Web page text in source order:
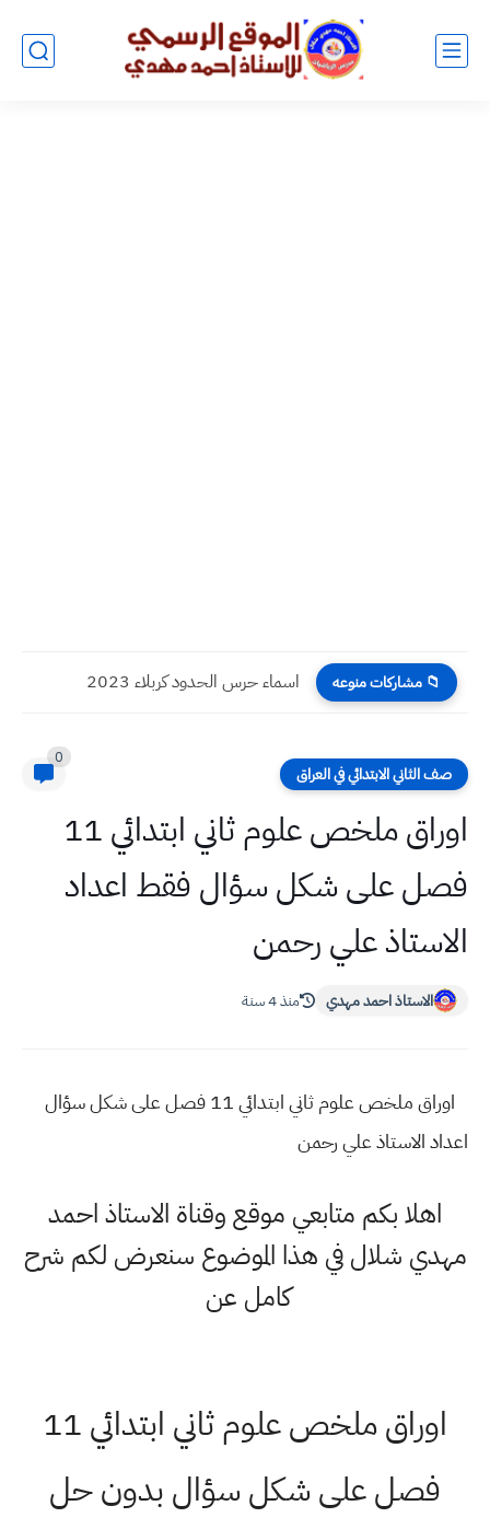
📁 مشاركات منوعه اسماء حرس الحدود كربلاء 2023
صف الثاني الابتدائي في العراق
0
اوراق ملخص علوم ثاني ابتدائي 11
فصل على شكل سؤال فقط اعداد
الاستاذ علي رحمن
الاستاذ احمد مهدي منذ 4 سنة
اوراق ملخص علوم ثاني ابتدائي 11 فصل على شكل سؤال
اعداد الاستاذ علي رحمن
اهلا بكم متابعي موقع وقناة الاستاذ احمد
مهدي شلال في هذا الموضوع سنعرض لكم شرح
كامل عن
اوراق ملخص علوم ثاني ابتدائي 11
فصل على شكل سؤال بدون حل